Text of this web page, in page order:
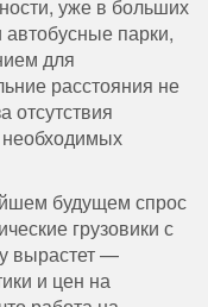
уже в больших
парки,
для
расстояния не
отсутствия
будущем спрос
грузовики с
вырастет —
и цен на